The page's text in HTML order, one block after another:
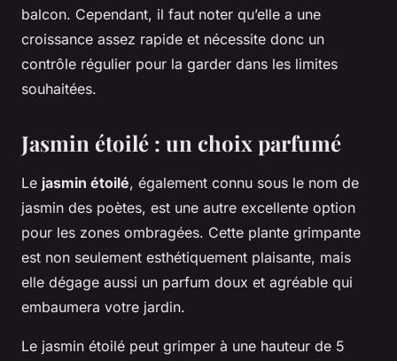
balcon. Cependant, il faut noter qu’elle a une
croissance assez rapide et nécessite donc un
contrôle régulier pour la garder dans les limites
souhaitées.
Jasmin étoilé : un choix parfumé
Le jasmin étoilé, également connu sous le nom de
jasmin des poètes, est une autre excellente option
pour les zones ombragées. Cette plante grimpante
est non seulement esthétiquement plaisante, mais
elle dégage aussi un parfum doux et agréable qui
embaumera votre jardin.
Le jasmin étoilé peut grimper à une hauteur de 5